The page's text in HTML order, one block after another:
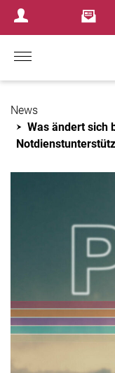
Login Menu
News
Was ändert sich